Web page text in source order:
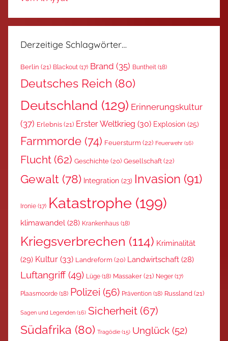
Derzeitige Schlagwörter…
Berlin (21) Blackout (17) Brand (35) Buntheit (18)
Deutsches Reich (80)
Deutschland (129) Erinnerungskultur
(37) Erlebnis (21) Erster Weltkrieg (30) Explosion (25)
Farmmorde (74) Feuersturm (22) Feuerwehr (16)
Flucht (62) Geschichte (20) Gesellschaft(22)
Gewalt (78) Integration (23) Invasion (91)
Ironie (17) Katastrophe (199)
klimawandel (28) Krankenhaus (18)
Kriegsverbrechen (114) Kriminalität
(29) Kultur (33) Landreform (20) Landwirtschaft (28)
Luftangriff (49) Lüge (18) Massaker (21) Neger (17)
Plaasmoorde (18) Polizei (56) Prävention (18) Russland (21)
Sagen und Legenden (16) Sicherheit (67)
Südafrika (80) Tragödie (15) Unglück (52)